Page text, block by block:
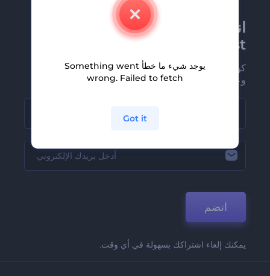
انضم إلى نشرة
Renderforest الإخبارية
كن من بين أوائل من يستلمون أحدث أخبارنا
وعروضنا
انضم
يمكنك إلغاء اشتراكك بسهولة في أي وقت.
يوجد شيء ما خطأ Something went
wrong. Failed to fetch
Got it